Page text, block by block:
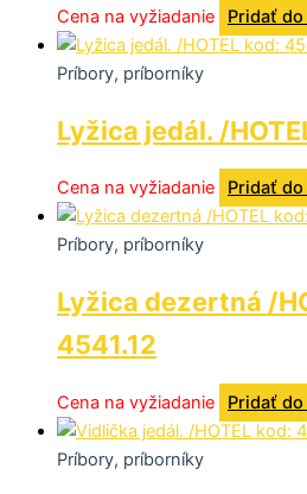
Cena na vyžiadanie Pridať
Príbory, príborníky
Lyžica jedál. /
Cena na vyžiadanie Pridať
Príbory, príborníky
Lyžica dezertná /
4541.12
Cena na vyžiadanie Pridať
Príbory, príborníky